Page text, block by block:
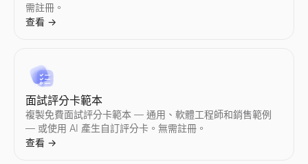
貼上潛在客戶的回覆 — 獲得 3 個即時回覆和您的下一步行動。
查看→
銷售異議處理器
需註冊。
查看 →
面試評分卡範本
複製免費面試評分卡範本 — 通用、軟體工程師和銷售範例
— 或使用 AI 產生自訂評分卡。無需註冊。
查看 →